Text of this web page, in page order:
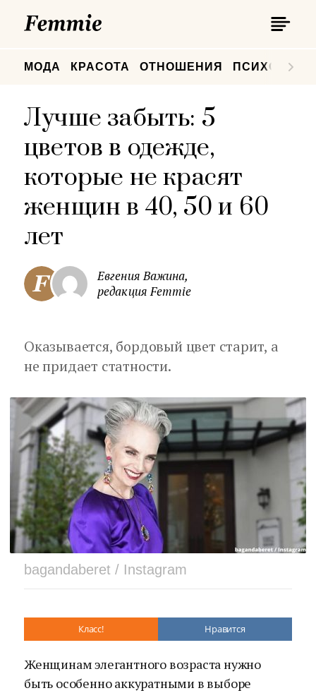
МОДА КРАСОТА ОТНОШЕНИЯ
Лучше забыть: 5
цветов в одежде,
которые не красят
женщин в 40, 50 и 60
лет
Евгения Важина,
редакция Femmie
Оказывается, бордовый цвет старит, а
не придает статности.
bagandaberet / Instagram
Класс! Нравится
Женщинам элегантного возраста нужно
быть особенно аккуратными в выборе